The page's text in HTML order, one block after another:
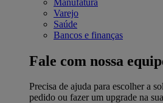
Varejo
Saúde
Bancos e finanças
Fale com nossa
Precisa de ajuda para escolher a
pedido ou fazer um upgrade na